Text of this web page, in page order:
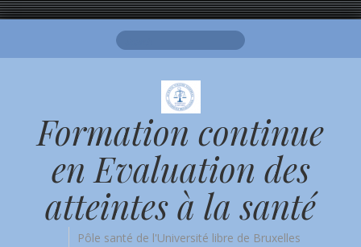
Formation continue
en Evaluation des
atteintes à la santé
Pôle santé de l'Université libre de Bruxelles